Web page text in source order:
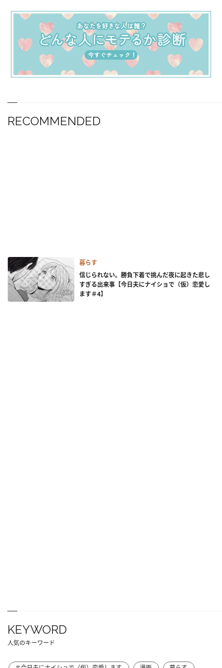
RECOMMENDED
暮らす
信じられない。勝負下着で挑んだ夜に起きた悲し
すぎる出来事【今日夫にナイショで（仮）恋愛し
ます＃4】
KEYWORD
人気のキーワード